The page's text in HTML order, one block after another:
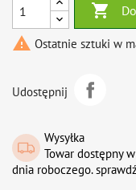

 Ostatnie sztuki w
Udostępnij
Wysyłka
Towar dostępny
dnia roboczego.